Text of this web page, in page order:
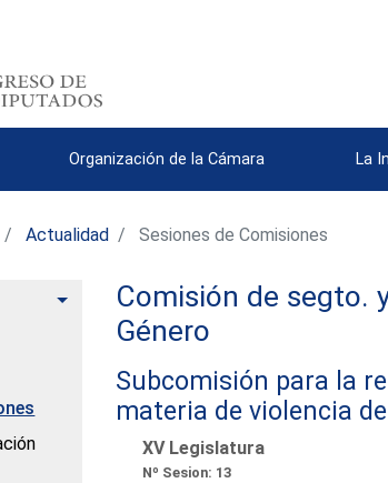
Organización de la Cámara La
Actualidad Sesiones de Comisiones
AlternarComisión de segto.
Género
Subcomisión para la
materia de violencia
XV Legislatura
Nº Sesion: 13